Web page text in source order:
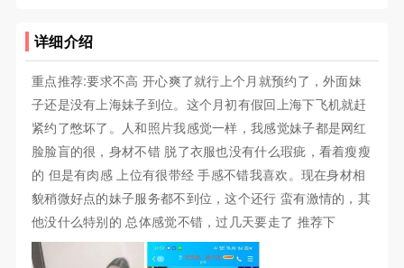
详细介绍
重点推荐:要求不高 开心爽了就行上个月就预约了，外面妹
子还是没有上海妹子到位。这个月初有假回上海下飞机就赶
紧约了憋坏了。人和照片我感觉一样，我感觉妹子都是网红
脸脸盲的很，身材不错 脱了衣服也没有什么瑕疵，看着瘦瘦
的 但是有肉感 上位有很带经 手感不错我喜欢。现在身材相
貌稍微好点的妹子服务都不到位，这个还行 蛮有激情的，其
他没什么特别的 总体感觉不错，过几天要走了 推荐下